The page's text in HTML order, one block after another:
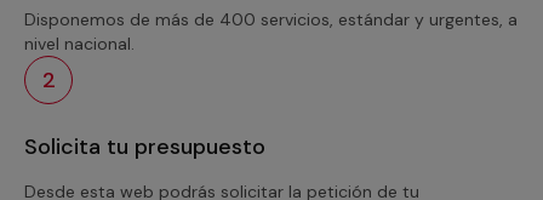
Disponemos de más de 400 servicios, estándar y urgentes, a
nivel nacional.
2
Solicita tu presupuesto
Desde esta web podrás solicitar la petición de tu